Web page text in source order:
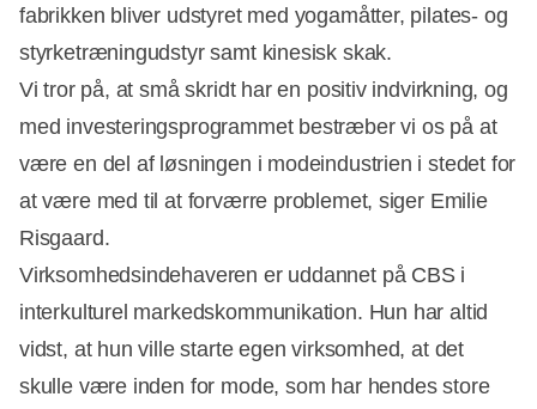
fabrikken bliver udstyret med yogamåtter, pilates- og
styrketræningudstyr samt kinesisk skak.
Vi tror på, at små skridt har en positiv indvirkning, og
med investeringsprogrammet bestræber vi os på at
være en del af løsningen i modeindustrien i stedet for
at være med til at forværre problemet, siger Emilie
Risgaard.
Virksomhedsindehaveren er uddannet på CBS i
interkulturel markedskommunikation. Hun har altid
vidst, at hun ville starte egen virksomhed, at det
skulle være inden for mode, som har hendes store